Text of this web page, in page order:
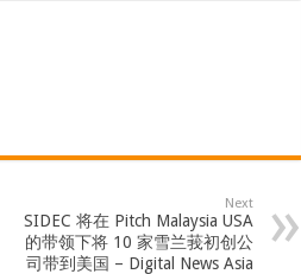
Next
SIDEC 将在 Pitch Malaysia USA
的带领下将 10 家雪兰莪初创公
司带到美国 – Digital News Asia